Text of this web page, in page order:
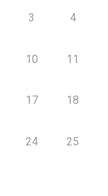
3 4
10 11
17 18
24 25